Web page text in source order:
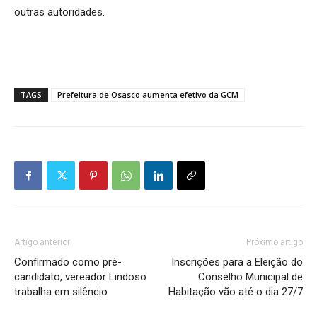
outras autoridades.
TAGS Prefeitura de Osasco aumenta efetivo da GCM
Artigo anterior
Confirmado como pré-
candidato, vereador Lindoso
trabalha em silêncio
Próximo artigo
Inscrições para a Eleição do
Conselho Municipal de
Habitação vão até o dia 27/7